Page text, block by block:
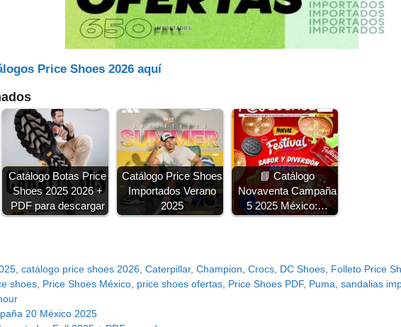
Price Shoes 2026 aquí
Catálogo Botas Price
Shoes 2025 2026 +
PDF para descargar
Catálogo Price Shoes
Importados Verano
2025
📘 Catálogo
Novaventa Campaña
5 2025 México:…
, catálogo price shoes 2026 Caterpillar, Champion Crocs, DC Shoes, Folleto Price
shoes Price Shoes México price shoes ofertas Price Shoes PDF, Puma sandalias
20 México 2025